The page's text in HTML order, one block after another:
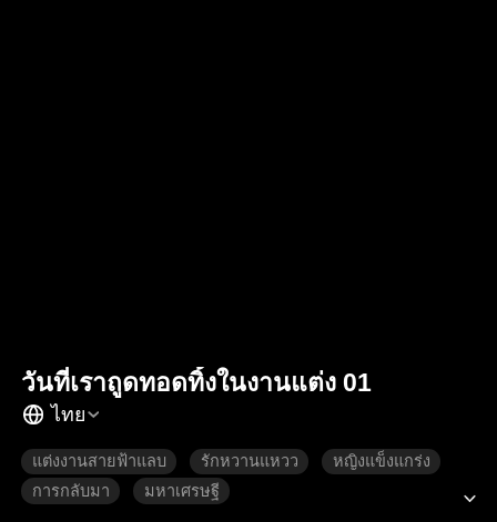
วันที่เราถูดทอดทิ้งในงานแต่ง 01
ไทย
แต่งงานสายฟ้าแลบ รักหวานแหวว
หญิงแข็งแกร่ง
การกลับมา
มหาเศรษฐี